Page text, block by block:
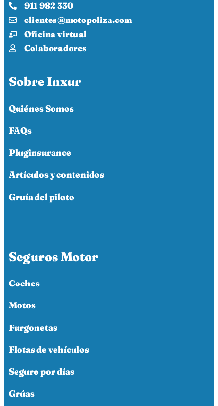
911 982 330
clientes@motopoliza.com
Oficina virtual
Colaboradores
Sobre Inxur
Quiénes Somos
FAQs
Pluginsurance
Artículos y contenidos
Gruía del piloto
Seguros Motor
Coches
Motos
Furgonetas
Flotas de vehículos
Seguro por días
Grúas